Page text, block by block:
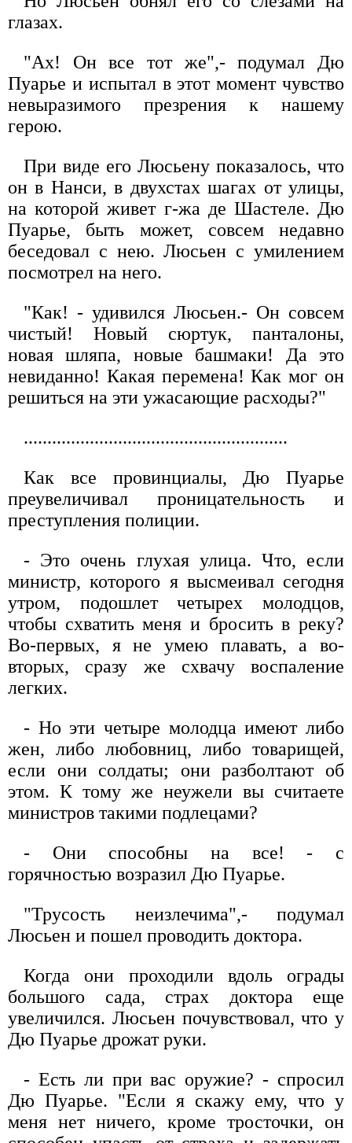
глазах.
"Ах! Он все тот же",- подумал Дю
Пуарье и испытал в этот момент чувство
невыразимого презрения к нашему
герою.
При виде его Люсьену показалось, что
он в Нанси, в двухстах шагах от улицы,
на которой живет г-жа де Шастеле. Дю
Пуарье, быть может, совсем недавно
беседовал с нею. Люсьен с умилением
посмотрел на него.
"Как! - удивился Люсьен.- Он совсем
чистый! Новый сюртук, панталоны,
новая шляпа, новые башмаки! Да это
невиданно! Какая перемена! Как мог он
решиться на эти ужасающие расходы?"
........................................................
Как все провинциалы, Дю Пуарье
преувеличивал проницательность и
преступления полиции.
- Это очень глухая улица. Что, если
министр, которого я высмеивал сегодня
утром, подошлет четырех молодцов,
чтобы схватить меня и бросить в реку?
Во-первых, я не умею плавать, а во-
вторых, сразу же схвачу воспаление
легких.
- Но эти четыре молодца имеют либо
жен, либо любовниц, либо товарищей,
если они солдаты; они разболтают об
этом. К тому же неужели вы считаете
министров такими подлецами?
- Они способны на все! - с
горячностью возразил Дю Пуарье.
"Трусость неизлечима",- подумал
Люсьен и пошел проводить доктора.
Когда они проходили вдоль ограды
большого сада, страх доктора еще
увеличился. Люсьен почувствовал, что у
Дю Пуарье дрожат руки.
- Есть ли при вас оружие? - спросил
Дю Пуарье. "Если я скажу ему, что у
меня нет ничего, кроме тросточки, он